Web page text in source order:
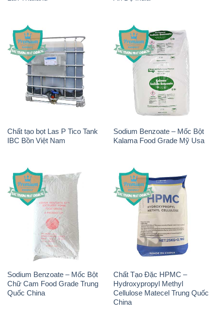
Chất tạo bọt Las P Tico Tank
IBC Bồn Việt Nam
Sodium Benzoate – Mốc Bột
Kalama Food Grade Mỹ Usa
Sodium Benzoate – Mốc Bột
Chữ Cam Food Grade Trung
Quốc China
Chất Tạo Đặc HPMC –
Hydroxypropyl Methyl
Cellulose Matecel Trung Quốc
China